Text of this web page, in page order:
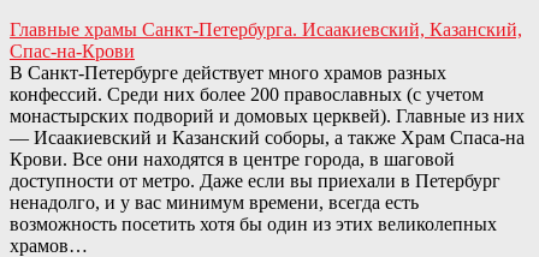
Главные храмы Санкт-Петербурга. Исаакиевский, Казанский,
Спас-на-Крови
В Санкт-Петербурге действует много храмов разных
конфессий. Среди них более 200 православных (с учетом
монастырских подворий и домовых церквей). Главные из них
— Исаакиевский и Казанский соборы, а также Храм Спаса-на
Крови. Все они находятся в центре города, в шаговой
доступности от метро. Даже если вы приехали в Петербург
ненадолго, и у вас минимум времени, всегда есть
возможность посетить хотя бы один из этих великолепных
храмов…